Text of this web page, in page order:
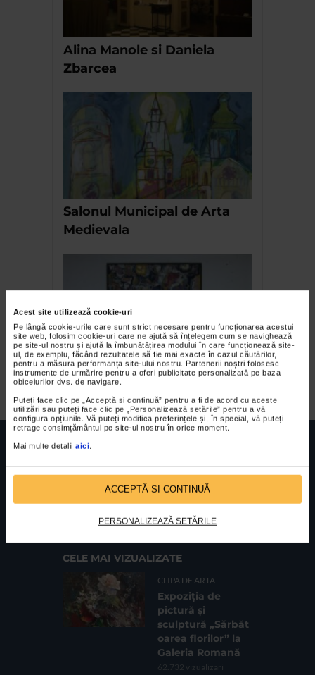
Acest site utilizează cookie-uri
Pe lângă cookie-urile care sunt strict necesare pentru funcționarea acestui
site web, folosim cookie-uri care ne ajută să înțelegem cum se navighează
pe site-ul nostru și ajută la îmbunătățirea modului în care funcționează site-
ul, de exemplu, făcând rezultatele să fie mai exacte în cazul căutărilor,
pentru a măsura performanța site-ului nostru. Partenerii noștri folosesc
instrumente de urmărire pentru a oferi publicitate personalizată pe baza
obiceiurilor dvs. de navigare.
Puteți face clic pe „Acceptă si continuă” pentru a fi de acord cu aceste
utilizări sau puteți face clic pe „Personalizează setările” pentru a vă
configura opțiunile. Vă puteți modifica preferințele și, în special, vă puteți
retrage consimțământul pe site-ul nostru în orice moment.
Mai multe detalii aici
ACCEPTĂ SI CONTINUĂ
PERSONALIZEAZĂ SETĂRILE
Alina Manole si Daniela
Zbarcea
Salonul Municipal de Arta
Medievala
Laurian Popa
FUNDATIA FILDAS ARTNr inreg registrul special: 4 PJ/ 29.01.2013
Cod fiscal: 9164384Sediu social: Str. Delfinului, Nr. 6, parter Bl. 42,
CELE MAI VIZUALIZATE
CLIPA DE ARTA
Expoziția de
pictură și
sculptură „Sărbăt
oarea florilor” la
Galeria Romană
62.732 vizualizari